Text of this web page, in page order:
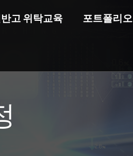
고 위탁교육 포트폴리오